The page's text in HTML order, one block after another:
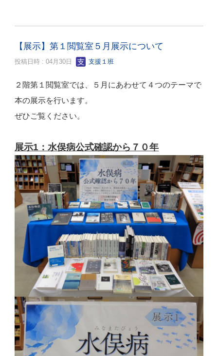
【展示】第１閲覧室５月展示について
投稿日時 : 04月30日 支援１班
２階第１閲覧室では、５月にあわせて４つのテーマで
本の展示を行います。
ぜひご覧ください。
展示1：水俣病公式確認から７０年